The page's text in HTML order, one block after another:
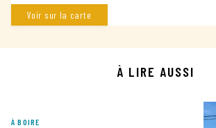
Voir sur la carte
À LIRE AUSSI
À BOIRE